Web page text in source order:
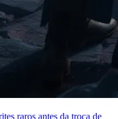
raros antes da troca de